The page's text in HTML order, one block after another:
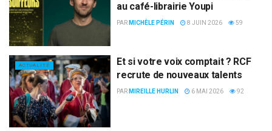
au café-librairie Youpi
PAR MICHÈLE PÉRIN 8 JUIN 2026 59
ACTUALITÉ
Et si votre voix comptait ? RCF
recrute de nouveaux talents
PAR MIREILLE HURLIN 6 MAI 2026 92